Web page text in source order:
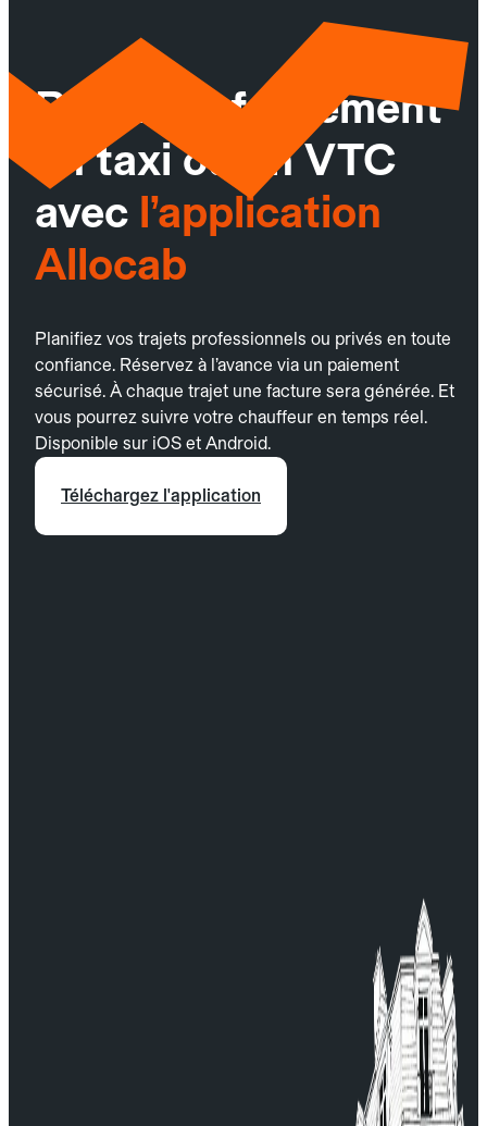
Réservez facilement
un taxi ou un VTC
avec l’application
Allocab
Planifiez vos trajets professionnels ou privés en toute
confiance. Réservez à l’avance via un paiement
sécurisé. À chaque trajet une facture sera générée. Et
vous pourrez suivre votre chauffeur en temps réel.
Disponible sur iOS et Android.
Téléchargez l'application